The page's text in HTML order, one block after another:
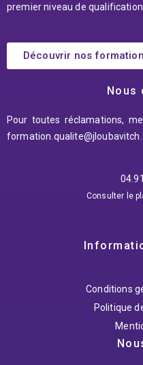
premier niveau de qualification.
Découvrir nos
Nous
Pour toutes réclamations,
formation.qualite@jloubavitch.
Consulter le
Conditions
Politique